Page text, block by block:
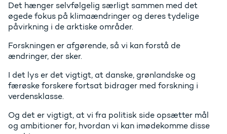
Det hænger selvfølgelig særligt sammen med det
øgede fokus på klimaændringer og deres tydelige
påvirkning i de arktiske områder.
Forskningen er afgørende, så vi kan forstå de
ændringer, der sker.
I det lys er det vigtigt, at danske, grønlandske og
færøske forskere fortsat bidrager med forskning i
verdensklasse.
Og det er vigtigt, at vi fra politisk side opsætter mål
og ambitioner for, hvordan vi kan imødekomme disse